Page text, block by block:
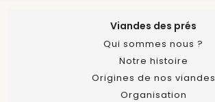
Viandes des prés
Qui sommes nous ?
Notre histoire
Origines de nos viandes
Organisation